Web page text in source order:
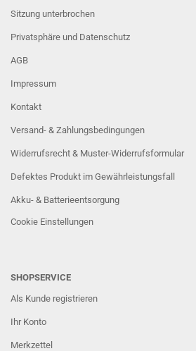
Sitzung unterbrochen
Privatsphäre und Datenschutz
AGB
Impressum
Kontakt
Versand- & Zahlungsbedingungen
Widerrufsrecht & Muster-Widerrufsformular
Defektes Produkt im Gewährleistungsfall
Akku- & Batterieentsorgung
Cookie Einstellungen
SHOPSERVICE
Als Kunde registrieren
Ihr Konto
Merkzettel